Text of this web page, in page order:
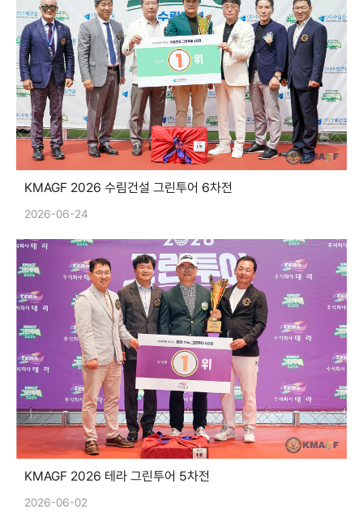
KMAGF 2026 수림건설 그린투어 6차전
2026-06-24
KMAGF 2026 테라 그린투어 5차전
2026-06-02